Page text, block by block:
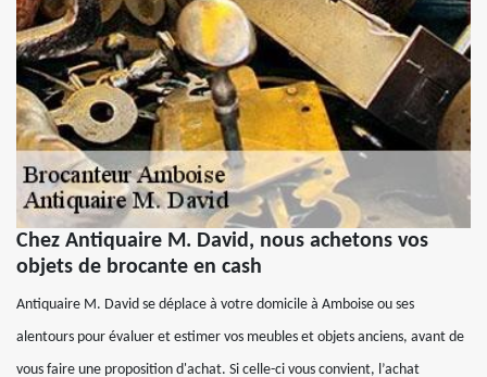
Chez Antiquaire M. David, nous achetons vos
objets de brocante en cash
Antiquaire M. David se déplace à votre domicile à Amboise ou ses
alentours pour évaluer et estimer vos meubles et objets anciens, avant de
vous faire une proposition d'achat. Si celle-ci vous convient, l’achat